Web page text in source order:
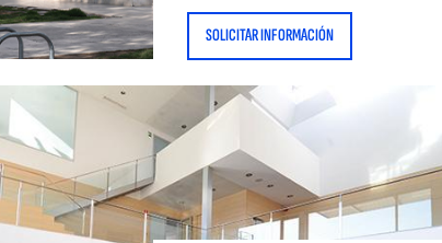
SOLICITAR INFORMACIÓN